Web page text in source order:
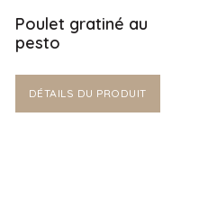
Poulet gratiné au
pesto
DÉTAILS DU PRODUIT